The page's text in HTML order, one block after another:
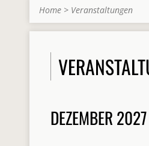
Home > Veranstaltungen
DEZEMBER 2027